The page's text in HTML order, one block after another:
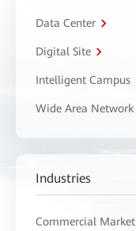
Data Center
Digital Site
Intelligent Campus
Wide Area Network
Industries
Commercial Market